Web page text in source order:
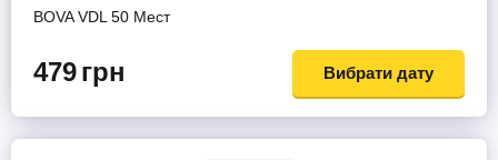
BOVA VDL 50 Мест
479грн Вибрати дату